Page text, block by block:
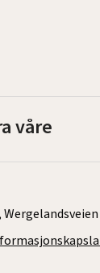
våre